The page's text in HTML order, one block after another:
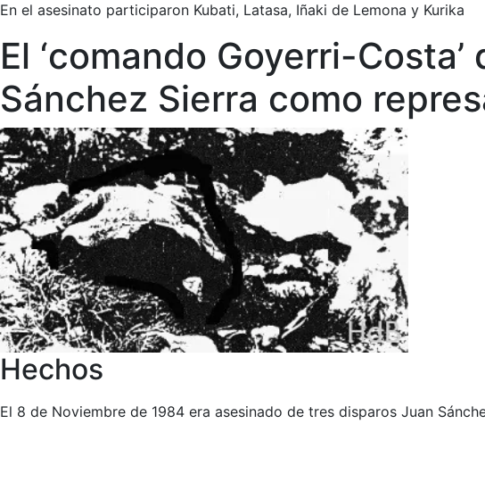
En el asesinato participaron Kubati, Latasa, Iñaki de Lemona y Kurika
El ‘comando Goyerri-
Sánchez Sierra como
Hechos
El 8 de Noviembre de 1984 era asesinado de tres disparos Juan